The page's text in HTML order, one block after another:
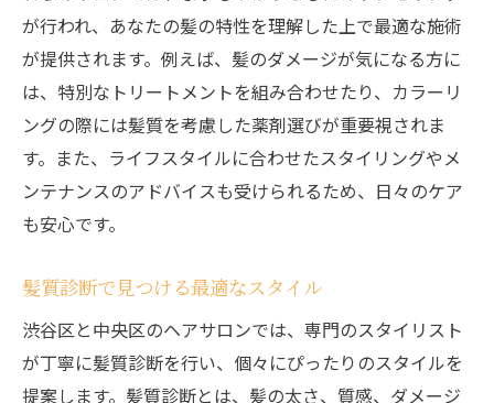
が行われ、あなたの髪の特性を理解した上で最適な施術
が提供されます。例えば、髪のダメージが気になる方に
は、特別なトリートメントを組み合わせたり、カラーリ
ングの際には髪質を考慮した薬剤選びが重要視されま
す。また、ライフスタイルに合わせたスタイリングやメ
ンテナンスのアドバイスも受けられるため、日々のケア
も安心です。
髪質診断で見つける最適なスタイル
渋谷区と中央区のヘアサロンでは、専門のスタイリスト
が丁寧に髪質診断を行い、個々にぴったりのスタイルを
提案します。髪質診断とは、髪の太さ、質感、ダメージ